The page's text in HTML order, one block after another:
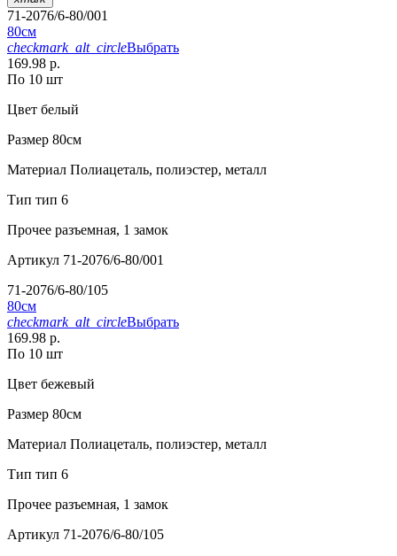
71-2076/6-80/001
80см
checkmark_alt_circleВыбрать
169.98 р.
По 10 шт
Цвет белый
Размер 80см
Материал Полиацеталь, полиэстер, металл
Тип тип 6
Прочее разъемная, 1 замок
Артикул 71-2076/6-80/001
71-2076/6-80/105
80см
checkmark_alt_circleВыбрать
169.98 р.
По 10 шт
Цвет бежевый
Размер 80см
Материал Полиацеталь, полиэстер, металл
Тип тип 6
Прочее разъемная, 1 замок
Артикул 71-2076/6-80/105